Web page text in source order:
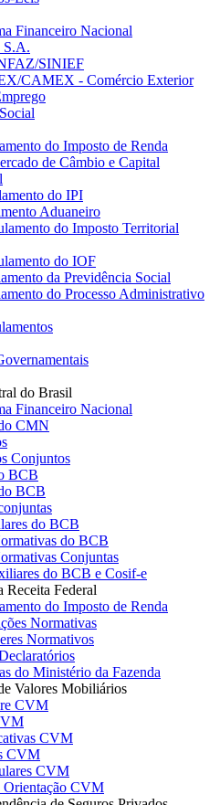
Financeiro Nacional
S.A.
SINIEF
CAMEX - Comércio Exterior
do Imposto de Renda
de Câmbio e Capital
do IPI
Aduaneiro
do Imposto Territorial
do IOF
da Previdência Social
do Processo Administrativo
do Brasil
Financeiro Nacional
CMN
Conjuntos
BCB
BCB
do BCB
do BCB
Conjuntas
do BCB e Cosif-e
Receita Federal
do Imposto de Renda
Normativas
Normativos
do Ministério da Fazenda
Valores Mobiliários
CVM
CVM
CVM
CVM
Orientação CVM